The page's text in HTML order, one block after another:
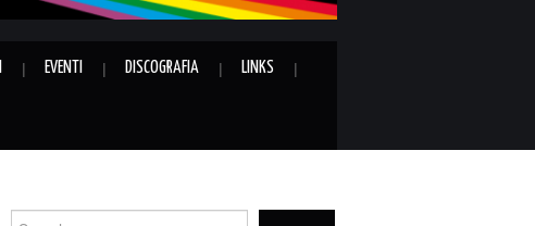
EVENTI DISCOGRAFIA LINKS